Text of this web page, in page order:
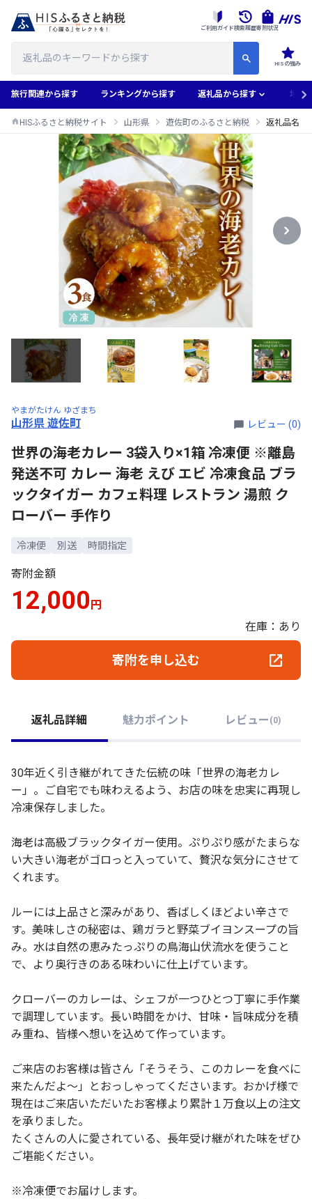
HISの強み
ご利用ガイド検索履歴寄附状況
旅行関連から探す ランキングから探す 返礼品から探す 地域
HISふるさと納税サイト 山形県 遊佐町のふるさと納税 返礼品名
やまがたけん ゆざまち
山形県 遊佐町 レビュー (0)
世界の海老カレー 3袋入り×1箱 冷凍便 ※離島
発送不可 カレー 海老 えび エビ 冷凍食品 ブラ
ックタイガー カフェ料理 レストラン 湯煎 ク
ローバー 手作り
冷凍便 別送 時間指定
寄附金額
12,000 円
在庫：あり
寄附を申し込む
返礼品詳細 魅力ポイント レビュー (0)
30年近く引き継がれてきた伝統の味「世界の海老カレ
ー」。ご自宅でも味わえるよう、お店の味を忠実に再現し
冷凍保存しました。
海老は高級ブラックタイガー使用。ぷりぷり感がたまらな
い大きい海老がゴロっと入っていて、贅沢な気分にさせて
くれます。
ルーには上品さと深みがあり、香ばしくほどよい辛さで
す。美味しさの秘密は、鶏ガラと野菜ブイヨンスープの旨
み。水は自然の恵みたっぷりの鳥海山伏流水を使うこと
で、より奥行きのある味わいに仕上げています。
クローバーのカレーは、シェフが一つひとつ丁寧に手作業
で調理しています。長い時間をかけ、甘味・旨味成分を積
み重ね、皆様へ想いを込めて作っています。
ご来店のお客様は皆さん「そうそう、このカレーを食べに
来たんだよ～」とおっしゃってくださいます。おかげ様で
現在はご来店いただいたお客様より累計１万食以上の注文
を承りました。
たくさんの人に愛されている、長年受け継がれた味をぜひ
ご堪能ください。
※冷凍便でお届けします。